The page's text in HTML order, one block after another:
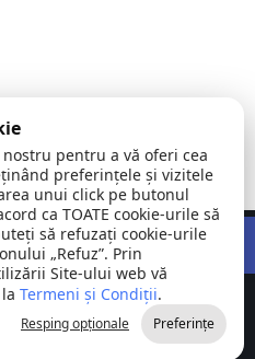
Stejaru |
județul Tulcea
©
2026
Toate
drepturile
rezervate
Relații Publice SRL
pentru a vă oferi cea
preferințele și vizitele
unui click pe butonul
ca TOATE cookie-urile să
să refuzați cookie-urile
„Refuz”. Prin
Site-ului web vă
Termeni și Condiții.
Resping opționale Preferințe